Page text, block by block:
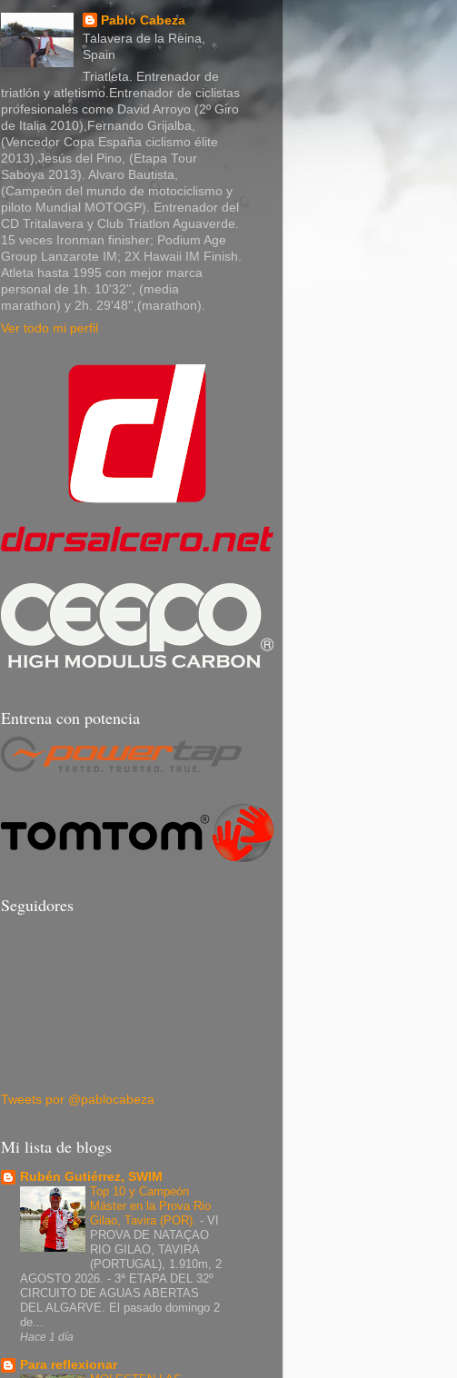
Pablo Cabeza
Talavera de la Reina,
Spain
Triatleta. Entrenador de
triatlón y atletismo.Entrenador de ciclistas
profesionales como David Arroyo (2º Giro
de Italia 2010),Fernando Grijalba,
(Vencedor Copa España ciclismo élite
2013),Jesús del Pino, (Etapa Tour
Saboya 2013). Alvaro Bautista,
(Campeón del mundo de motociclismo y
piloto Mundial MOTOGP). Entrenador del
CD Tritalavera y Club Triatlon Aguaverde.
15 veces Ironman finisher; Podium Age
Group Lanzarote IM; 2X Hawaii IM Finish.
Atleta hasta 1995 con mejor marca
personal de 1h. 10'32'', (media
marathon) y 2h. 29'48'',(marathon).
Ver todo mi perfil
Entrena con potencia
Seguidores
Tweets por @pablocabeza
Mi lista de blogs
Rubén Gutiérrez, SWIM
Top 10 y Campeón
Máster en la Prova Rio
Gilao, Tavira (POR). - VI
PROVA DE NATAÇAO
RIO GILAO, TAVIRA
(PORTUGAL), 1.910m, 2
AGOSTO 2026. - 3ª ETAPA DEL 32º
CIRCUITO DE AGUAS ABERTAS
DEL ALGARVE. El pasado domingo 2
de...
Hace 1 día
Para reflexionar